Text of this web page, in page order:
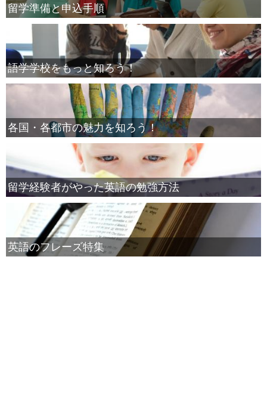
留学準備と申込手順
語学学校をもっと知ろう！
各国・各都市の魅力を知ろう！
留学経験者がやった英語の勉強方法
英語のフレーズ特集